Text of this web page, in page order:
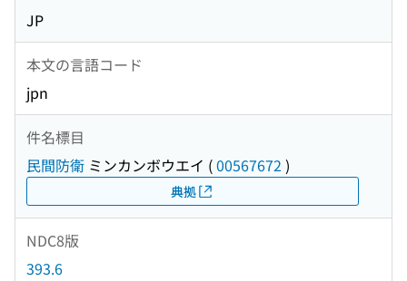
JP
本文の言語コード
jpn
件名標目
民間防衛 ミンカンボウエイ (00567672 )
典拠
NDC8版
393.6